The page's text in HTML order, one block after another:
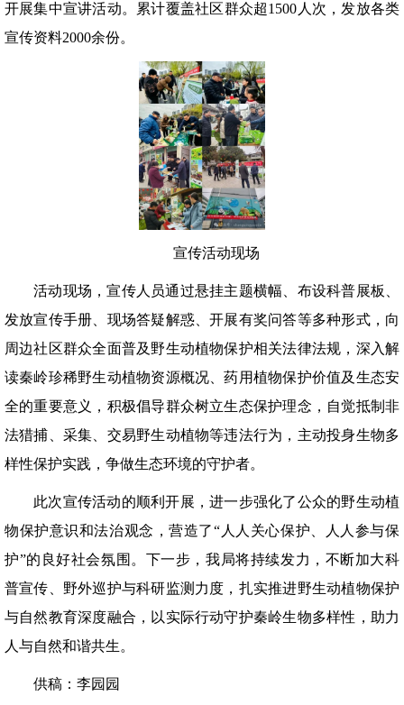
开展集中宣讲活动。累计覆盖社区群众超1500人次，发放各类
宣传资料2000余份。
宣传活动现场
活动现场，宣传人员通过悬挂主题横幅、布设科普展板、
发放宣传手册、现场答疑解惑、开展有奖问答等多种形式，向
周边社区群众全面普及野生动植物保护相关法律法规，深入解
读秦岭珍稀野生动植物资源概况、药用植物保护价值及生态安
全的重要意义，积极倡导群众树立生态保护理念，自觉抵制非
法猎捕、采集、交易野生动植物等违法行为，主动投身生物多
样性保护实践，争做生态环境的守护者。
此次宣传活动的顺利开展，进一步强化了公众的野生动植
物保护意识和法治观念，营造了“人人关心保护、人人参与保
护”的良好社会氛围。下一步，我局将持续发力，不断加大科
普宣传、野外巡护与科研监测力度，扎实推进野生动植物保护
与自然教育深度融合，以实际行动守护秦岭生物多样性，助力
人与自然和谐共生。
供稿：李园园